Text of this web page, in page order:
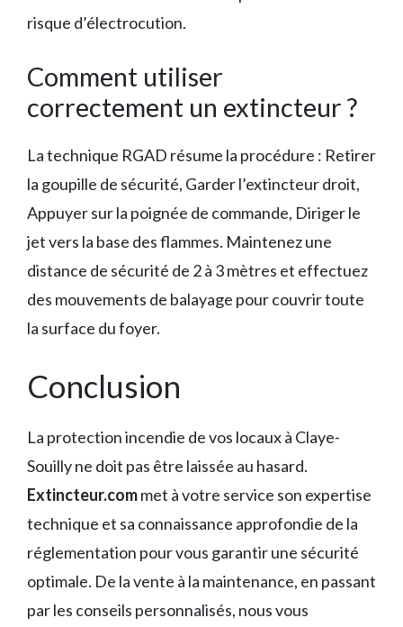
risque d’électrocution.
Comment utiliser
correctement un extincteur ?
La technique RGAD résume la procédure : Retirer
la goupille de sécurité, Garder l’extincteur droit,
Appuyer sur la poignée de commande, Diriger le
jet vers la base des flammes. Maintenez une
distance de sécurité de 2 à 3 mètres et effectuez
des mouvements de balayage pour couvrir toute
la surface du foyer.
Conclusion
La protection incendie de vos locaux à Claye-
Souilly ne doit pas être laissée au hasard.
Extincteur.commet à votre service son expertise
technique et sa connaissance approfondie de la
réglementation pour vous garantir une sécurité
optimale. De la vente à la maintenance, en passant
par les conseils personnalisés, nous vous